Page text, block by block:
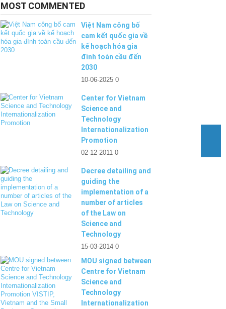
MOST COMMENTED
Việt Nam công bố
cam kết quốc gia về
kế hoạch hóa gia
đình toàn cầu đến
2030
10-06-2025 0
Center for Vietnam
Science and
Technology
Internationalization
Promotion
02-12-2011 0
Decree detailing and
guiding the
implementation of a
number of articles
of the Law on
Science and
Technology
15-03-2014 0
MOU signed between
Centre for Vietnam
Science and
Technology
Internationalization